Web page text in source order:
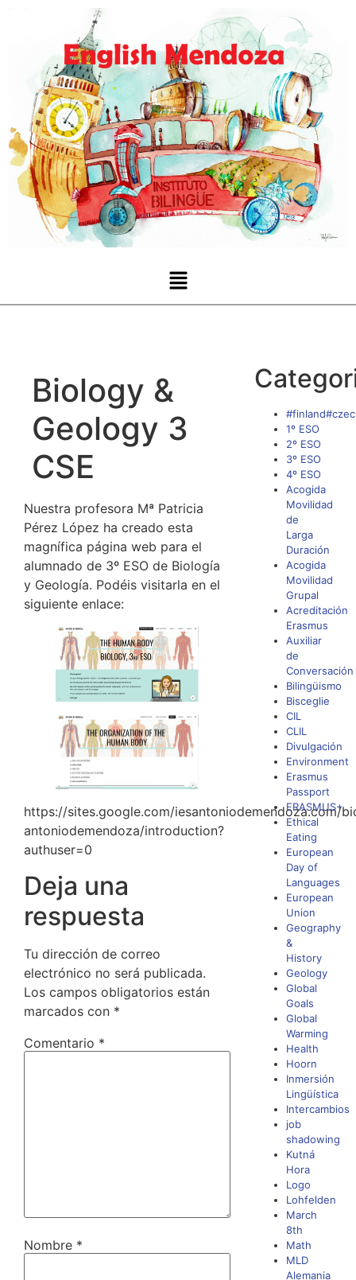
Biology &
Geology 3
CSE
Nuestra profesora Mª Patricia
Pérez López ha creado esta
magnífica página web para el
alumnado de 3º ESO de Biología
y Geología. Podéis visitarla en el
siguiente enlace:
https://sites.google.com/iesantoniodemendoza.com/
antoniodemendoza/introduction?
authuser=0
Deja una
respuesta
Tu dirección de correo
electrónico no será publicada.
Los campos obligatorios están
marcados con *
Comentario *
Nombre *
1º ESO
2º ESO
3º ESO
4º ESO
Acogida
Movilidad
de
Larga
Duración
Acogida
Movilidad
Grupal
Acreditación
Erasmus
Auxiliar
de
Conversación
Bilingüismo
Bisceglie
CIL
CLIL
Divulgación
Environment
Erasmus
Passport
ERASMUS+
Ethical
Eating
European
Day of
Languages
European
Union
Geography
&
History
Geology
Global
Goals
Global
Warming
Health
Hoorn
Inmersión
Lingüística
Intercambios
job
shadowing
Kutná
Hora
Logo
Lohfelden
March
8th
Math
MLD
Alemania